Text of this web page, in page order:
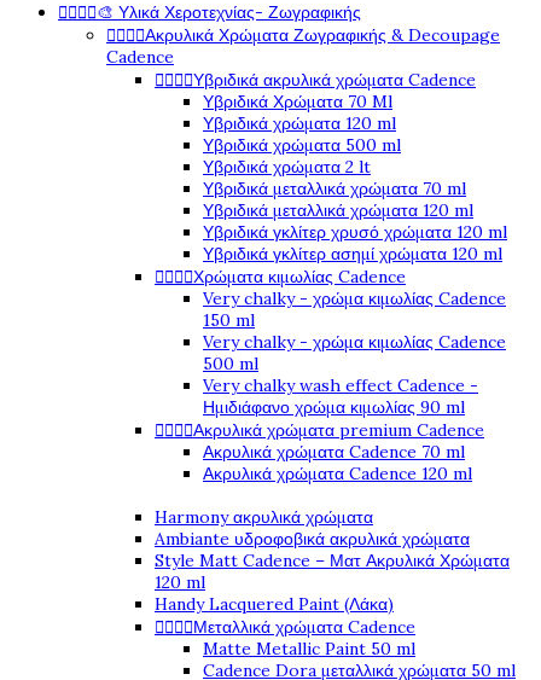
   🎨 Υλικά Χεροτεχνίας- Ζωγραφικής
   Ακρυλικά Χρώματα Ζωγραφικής & Decoupage
Cadence
   Υβριδικά ακρυλικά χρώματα Cadence
Υβριδικά Χρώματα 70 Ml
Υβριδικά χρώματα 120 ml
Υβριδικά χρώματα 500 ml
Υβριδικά χρώματα 2 lt
Υβριδικά μεταλλικά χρώματα 70 ml
Υβριδικά μεταλλικά χρώματα 120 ml
Υβριδικά γκλίτερ χρυσό χρώματα 120 ml
Υβριδικά γκλίτερ ασημί χρώματα 120 ml
   Χρώματα κιμωλίας Cadence
Very chalky - χρώμα κιμωλίας Cadence
150 ml
Very chalky - χρώμα κιμωλίας Cadence
500 ml
Very chalky wash effect Cadence -
Ημιδιάφανο χρώμα κιμωλίας 90 ml
   Ακρυλικά χρώματα premium Cadence
Ακρυλικά χρώματα Cadence 70 ml
Ακρυλικά χρώματα Cadence 120 ml
Harmony ακρυλικά χρώματα
Ambiante υδροφοβικά ακρυλικά χρώματα
Style Matt Cadence – Ματ Ακρυλικά Χρώματα
120 ml
Handy Lacquered Paint (Λάκα)
   Μεταλλικά χρώματα Cadence
Matte Metallic Paint 50 ml
Cadence Dora μεταλλικά χρώματα 50 ml